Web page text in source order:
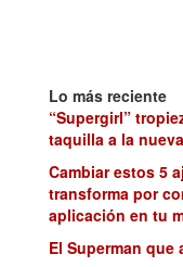
Lo más reciente
“Supergirl”
taquilla a la
Cambiar estos 5
transforma por
aplicación en tu
El Superman que